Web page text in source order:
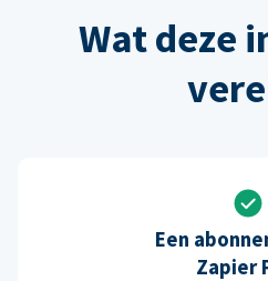
Wat deze
Een
Zapier